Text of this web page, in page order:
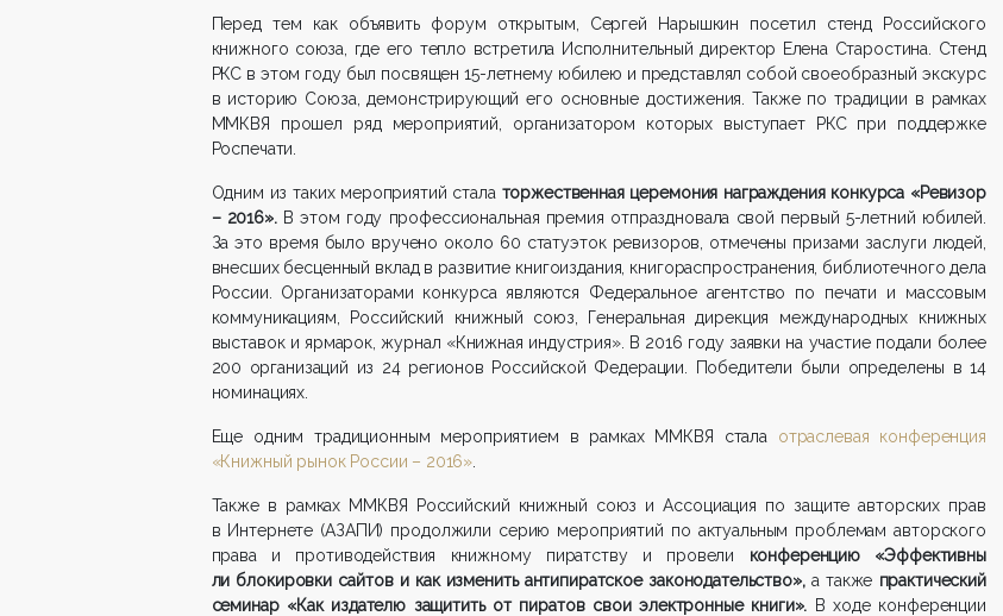
Перед тем как объявить форум открытым, Сергей Нарышкин посетил стенд Российского
книжного союза, где его тепло встретила Исполнительный директор Елена Старостина. Стенд
РКС в этом году был посвящен 15-летнему юбилею и представлял собой своеобразный экскурс
в историю Союза, демонстрирующий его основные достижения. Также по традиции в рамках
ММКВЯ прошел ряд мероприятий, организатором которых выступает РКС при поддержке
Роспечати.
Одним из таких мероприятий стала торжественная церемония награждения конкурса «Ревизор
– 2016». В этом году профессиональная премия отпраздновала свой первый 5-летний юбилей.
За это время было вручено около 60 статуэток ревизоров, отмечены призами заслуги людей,
внесших бесценный вклад в развитие книгоиздания, книгораспространения, библиотечного дела
России. Организаторами конкурса являются Федеральное агентство по печати и массовым
коммуникациям, Российский книжный союз, Генеральная дирекция международных книжных
выставок и ярмарок, журнал «Книжная индустрия». В 2016 году заявки на участие подали более
200 организаций из 24 регионов Российской Федерации. Победители были определены в 14
номинациях.
Еще одним традиционным мероприятием в рамках ММКВЯ стала отраслевая конференция
«Книжный рынок России – 2016»
Также в рамках ММКВЯ Российский книжный союз и Ассоциация по защите авторских прав
в Интернете (АЗАПИ) продолжили серию мероприятий по актуальным проблемам авторского
права и противодействия книжному пиратству и провели конференцию «Эффективны
ли блокировки сайтов и как изменить антипиратское законодательство»,а также практический
семинар «Как издателю защитить от пиратов свои электронные книги». В ходе конференции